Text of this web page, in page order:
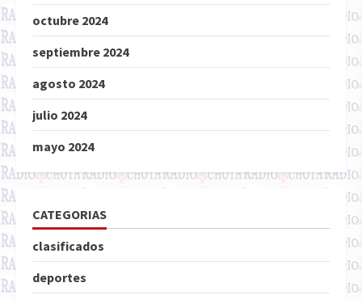
octubre 2024
septiembre 2024
agosto 2024
julio 2024
mayo 2024
CATEGORIAS
clasificados
deportes